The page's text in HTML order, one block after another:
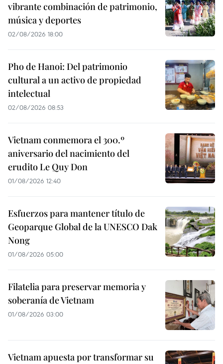
vibrante combinación de patrimonio,
música y deportes
02/08/2026 18:00
Pho de Hanoi: Del patrimonio
cultural a un activo de propiedad
intelectual
02/08/2026 08:53
Vietnam conmemora el 300.º
aniversario del nacimiento del
erudito Le Quy Don
01/08/2026 12:40
Esfuerzos para mantener título de
Geoparque Global de la UNESCO Dak
Nong
01/08/2026 05:00
Filatelia para preservar memoria y
soberanía de Vietnam
01/08/2026 03:00
Vietnam apuesta por transformar su